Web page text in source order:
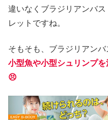
違いなくブラジリアンバス
レットですね。
そもそも、ブラジリアンバ
小型魚や小型シュリンプ
😣